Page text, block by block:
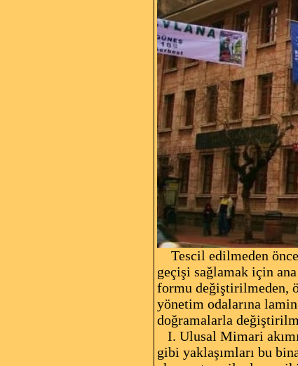
Tescil edilmeden
geçişi sağlamak için
formu değiştirilmeden,
yönetim odalarına
doğramalarla
I. Ulusal Mimari
gibi yaklaşımları bu